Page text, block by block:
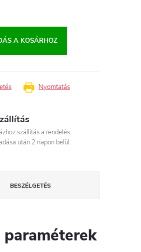
A KOSÁRHOZ
Nyomtatás
szállítás a rendelés
után 2 napon belül.
BESZÉLGETÉS